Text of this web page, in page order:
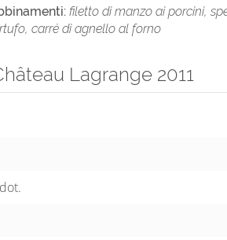
filetto di manzo ai porcini,
carré di agnello al forno
Lagrange 2011